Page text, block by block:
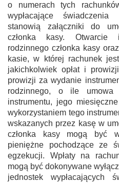
o numerach tych
wypłacające świadczenia
stanowią załączniki do
członka kasy. Otwarcie
rodzinnego członka kasy
kasie, w której rachunek
jakichkolwiek opłat i
prowizji za wydanie
rodzinnego, o ile umowa
instrumentu, jego
wykorzystaniem tego
wskazanych przez kasę w
członka kasy mogą być
pieniężne pochodzące ze
egzekucji. Wpłaty na
mogą być dokonywane
jednostek wypłacających